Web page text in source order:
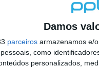
Damos
parceiros armazenamos e/
como
personalizados,
dos maiores
posicionar as
pela mão ou
tempo realpara